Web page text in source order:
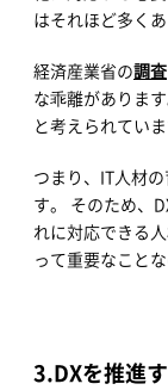
はそれほど多くあ
経済産業省の調査
な乖離がありま
と考えられていま
つまり、IT人材
す。 そのため、
れに対応できる
って重要なことな
3.DXを推進